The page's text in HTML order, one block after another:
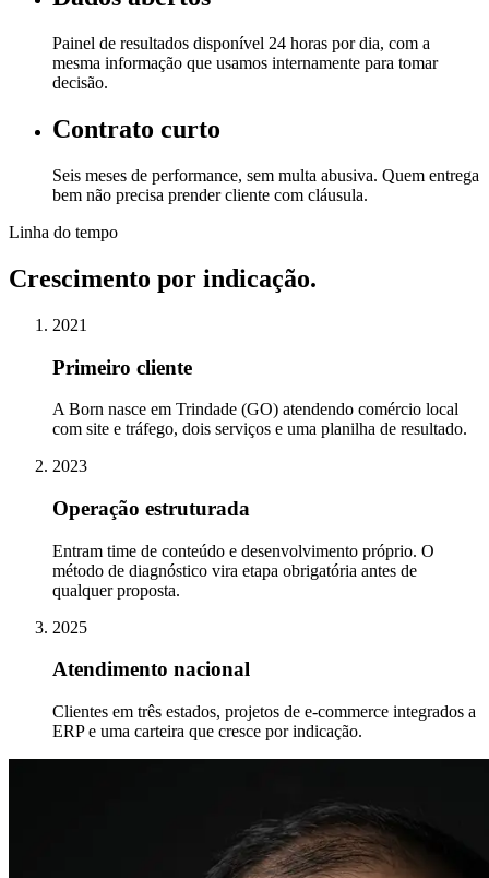
Painel de resultados disponível 24 horas por dia, com a
mesma informação que usamos internamente para tomar
decisão.
Contrato curto
Seis meses de performance, sem multa abusiva. Quem entrega
bem não precisa prender cliente com cláusula.
Linha do tempo
Crescimento por indicação.
2021
Primeiro cliente
A Born nasce em Trindade (GO) atendendo comércio local
com site e tráfego, dois serviços e uma planilha de resultado.
2023
Operação estruturada
Entram time de conteúdo e desenvolvimento próprio. O
método de diagnóstico vira etapa obrigatória antes de
qualquer proposta.
2025
Atendimento nacional
Clientes em três estados, projetos de e-commerce integrados a
ERP e uma carteira que cresce por indicação.